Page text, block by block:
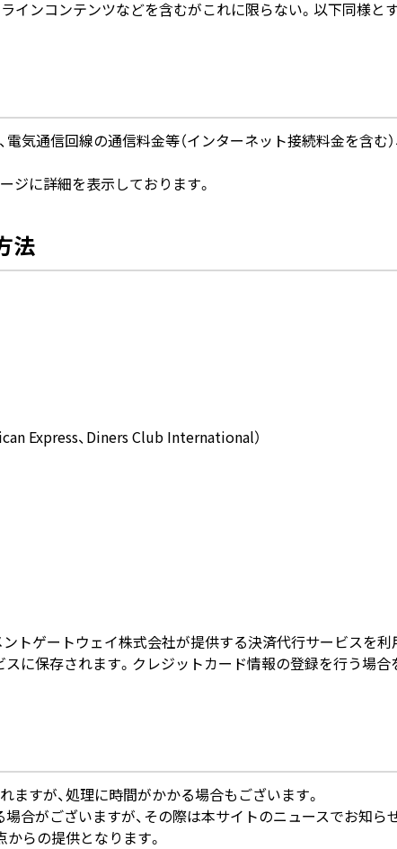
インコンテンツなどを含むがこれに限らない。以下同様と
気通信回線の通信料金等（インターネット接続料金を含む
ジに詳細を表示しております。
法
Express、Diners Club International）
トゲートウェイ株式会社が提供する決済代行サービスを利
に保存されます。クレジットカード情報の登録を行う場合
すが、処理に時間がかかる場合もございます。
合がございますが、その際は本サイトのニュースでお知ら
らの提供となります。